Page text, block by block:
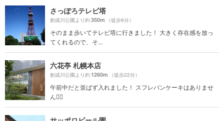
さっぽろテレビ塔
創成川公園より約350m （徒歩6分）
そのまま歩いてテレビ塔に行きました！ 大きく存在感を放っ
てくれるので、そ...
六花亭 札幌本店
創成川公園より約1260m （徒歩22分）
午前中だと並ばず入れました！ スフレパンケーキはありませ
ん🙅‍♀️